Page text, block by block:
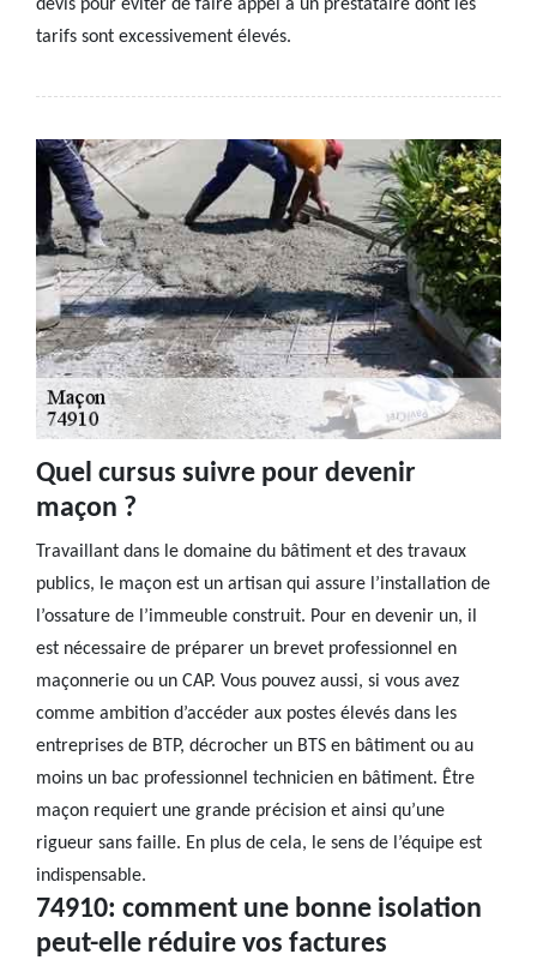
devis pour éviter de faire appel à un prestataire dont les
tarifs sont excessivement élevés.
Quel cursus suivre pour devenir
maçon ?
Travaillant dans le domaine du bâtiment et des travaux
publics, le maçon est un artisan qui assure l’installation de
l’ossature de l’immeuble construit. Pour en devenir un, il
est nécessaire de préparer un brevet professionnel en
maçonnerie ou un CAP. Vous pouvez aussi, si vous avez
comme ambition d’accéder aux postes élevés dans les
entreprises de BTP, décrocher un BTS en bâtiment ou au
moins un bac professionnel technicien en bâtiment. Être
maçon requiert une grande précision et ainsi qu’une
rigueur sans faille. En plus de cela, le sens de l’équipe est
indispensable.
74910: comment une bonne isolation
peut-elle réduire vos factures